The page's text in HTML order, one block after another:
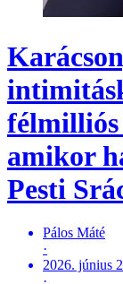
félmilliós
amikor
Pesti
Pálos Máté
·
2026. június